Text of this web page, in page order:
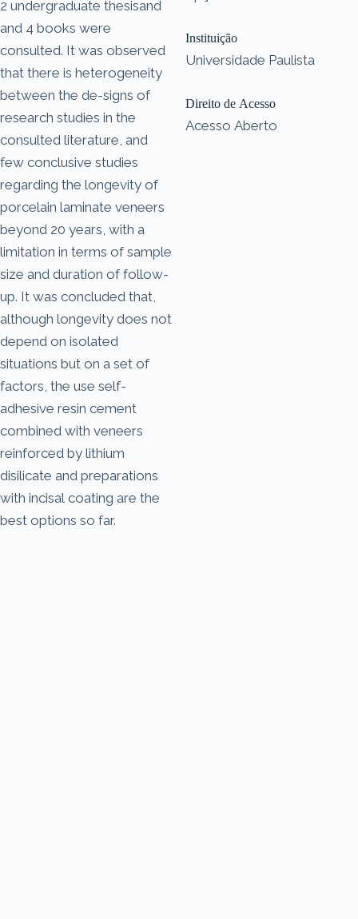
2 undergraduate thesisand
and 4 books were
consulted. It was observed
that there is heterogeneity
between the de-signs of
research studies in the
consulted literature, and
few conclusive studies
regarding the longevity of
porcelain laminate veneers
beyond 20 years, with a
limitation in terms of sample
size and duration of follow-
up. It was concluded that,
although longevity does not
depend on isolated
situations but on a set of
factors, the use self-
adhesive resin cement
combined with veneers
reinforced by lithium
disilicate and preparations
with incisal coating are the
best options so far.
Instituição
Universidade Paulista
Direito de Acesso
Acesso Aberto